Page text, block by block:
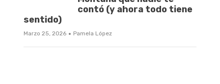
contó (y ahora todo tiene
sentido)
Marzo 25, 2026 · Pamela López